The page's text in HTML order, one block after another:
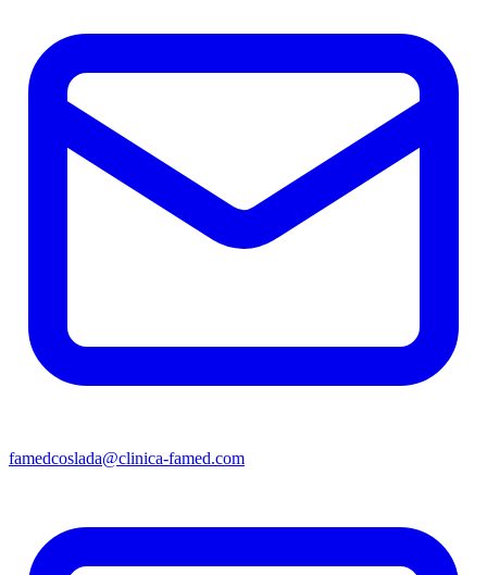
famedcoslada@clinica-famed.com